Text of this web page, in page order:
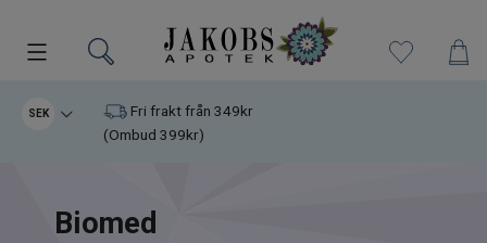
Kampanjer
Varumärken
SEK
Fri frakt från 349kr
(Ombud 399kr)
Biomed